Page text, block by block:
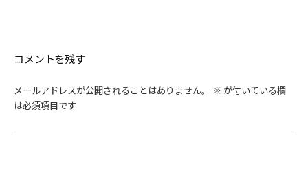
ン
コメントを残す
メールアドレスが公開されることはありません。 ※ が付いている欄
は必須項目です